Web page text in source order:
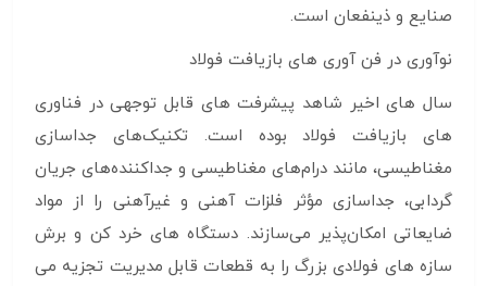
صنایع و ذینفعان است.
نوآوری در فن آوری های بازیافت فولاد
سال های اخیر شاهد پیشرفت های قابل توجهی در فناوری
های بازیافت فولاد بوده است. تکنیک‌های جداسازی
مغناطیسی، مانند درام‌های مغناطیسی و جداکننده‌های جریان
گردابی، جداسازی مؤثر فلزات آهنی و غیرآهنی را از مواد
ضایعاتی امکان‌پذیر می‌سازند. دستگاه های خرد کن و برش
سازه های فولادی بزرگ را به قطعات قابل مدیریت تجزیه می